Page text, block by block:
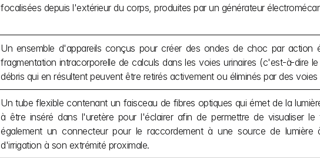
focalisées depuis l'extérieur du corps, produites par un générateur
Un ensemble d'appareils conçus pour créer des ondes de choc par action
fragmentation intracorporelle de calculs dans les voies urinaires (c'est-à-dire
débris qui en résultent peuvent être retirés activement ou éliminés par des
Un tube flexible contenant un faisceau de fibres optiques qui émet de la
à être inséré dans l'uretère pour l'éclairer afin de permettre de visualiser
également un connecteur pour le raccordement à une source de
d'irrigation à son extrémité proximale.